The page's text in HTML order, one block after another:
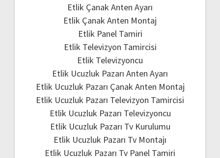
Etlik Çanak Anten Ayarı
Etlik Çanak Anten Montaj
Etlik Panel Tamiri
Etlik Televizyon Tamircisi
Etlik Televizyoncu
Etlik Ucuzluk Pazarı Anten Ayarı
Etlik Ucuzluk Pazarı Çanak Anten Montaj
Etlik Ucuzluk Pazarı Televizyon Tamircisi
Etlik Ucuzluk Pazarı Televizyoncu
Etlik Ucuzluk Pazarı Tv Kurulumu
Etlik Ucuzluk Pazarı Tv Montajı
Etlik Ucuzluk Pazarı Tv Panel Tamiri